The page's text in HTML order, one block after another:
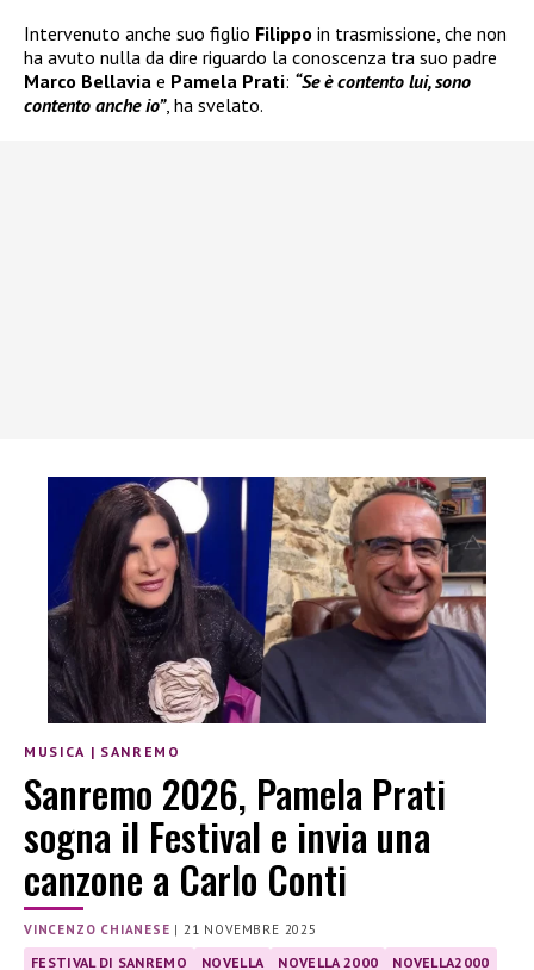
Intervenuto anche suo figlio Filippo in trasmissione, che non
ha avuto nulla da dire riguardo la conoscenza tra suo padre
Marco Bellavia e Pamela Prati: “Se è contento lui, sono
contento anche io”, ha svelato.
MUSICA | SANREMO
Sanremo 2026, Pamela Prati
sogna il Festival e invia una
canzone a Carlo Conti
VINCENZO CHIANESE | 21 NOVEMBRE 2025
FESTIVAL DI SANREMO NOVELLA NOVELLA 2000 NOVELLA2000